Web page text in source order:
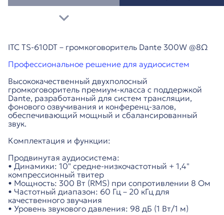
ITC TS-610DT – громкоговоритель Dante 300W @8Ω
Профессиональное решение для аудиосистем
Высококачественный двухполосный
громкоговоритель премиум-класса с поддержкой
Dante, разработанный для систем трансляции,
фонового озвучивания и конференц-залов,
обеспечивающий мощный и сбалансированный
звук.
Комплектация и функции:
Продвинутая аудиосистема:
• Динамики: 10" средне-низкочастотный + 1,4"
компрессионный твитер
• Мощность: 300 Вт (RMS) при сопротивлении 8 Ом
• Частотный диапазон: 60 Гц – 20 кГц для
качественного звучания
• Уровень звукового давления: 98 дБ (1 Вт/1 м)